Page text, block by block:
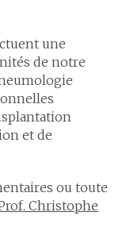
une
de notre
et de
ou toute
Christophe